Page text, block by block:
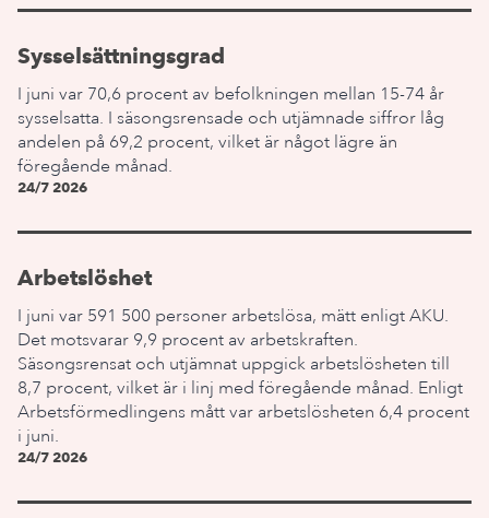
Sysselsättningsgrad
I juni var 70,6 procent av befolkningen mellan 15-74 år
sysselsatta. I säsongsrensade och utjämnade siffror låg
andelen på 69,2 procent, vilket är något lägre än
föregående månad.
24/7 2026
Arbetslöshet
I juni var 591 500 personer arbetslösa, mätt enligt AKU.
Det motsvarar 9,9 procent av arbetskraften.
Säsongsrensat och utjämnat uppgick arbetslösheten till
8,7 procent, vilket är i linj med föregående månad. Enligt
Arbetsförmedlingens mått var arbetslösheten 6,4 procent
i juni.
24/7 2026